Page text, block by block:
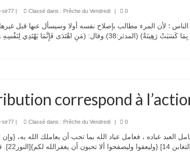
sir77 | Classé dans : Prêche du Vendredi | 0
؛ لأن المرء مطالب بإصلاح نفسه أولا وسيسأل عنها قبل
correspond à
sir77 | Classé dans : Prêche du Vendredi | 0
العبد عباده ، فعامل عباد الله بما تحب أن يعاملك الله به، {وإن